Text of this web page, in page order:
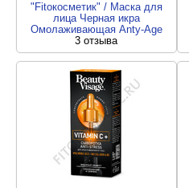
"Fitокосметик" / Маска для
лица Черная икра
Омолаживающая Anty-Age
3 отзыва